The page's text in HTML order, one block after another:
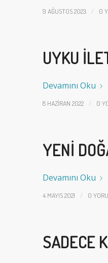
9 AĞUSTOS 2023 / 0
UYKU
Devamını Oku
8 HAZIRAN 2022 / 0
YENI
Devamını Oku
4 MAYIS 2021 / 0
SADECE